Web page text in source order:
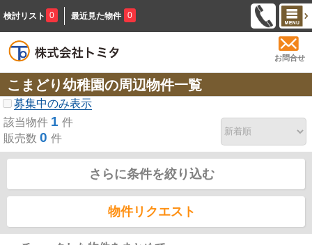
検討リスト 0 最近見た物件 0
お問合せ
こまどり幼稚園の周辺物件一覧
募集中のみ表示
該当物件 1 件
販売数 0 件
さらに条件を絞り込む
物件リクエスト